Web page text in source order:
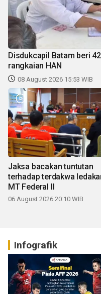
Disdukcapil Batam beri
rangkaian HAN
08 August 2026 15:53 WIB
Jaksa bacakan tuntutan
terhadap terdakwa
MT Federal II
06 August 2026 20:10 WIB
Infografik